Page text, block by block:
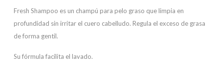
Fresh Shampoo es un champú para pelo graso que limpia en
profundidad sin irritar el cuero cabelludo. Regula el exceso de grasa
de forma gentil.
Su fórmula facilita el lavado.